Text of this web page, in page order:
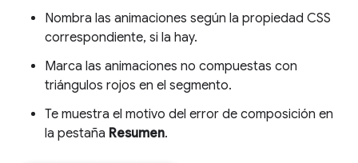
Nombra las animaciones según la propiedad CSS
correspondiente, si la hay.
Marca las animaciones no compuestas con
triángulos rojos en el segmento.
Te muestra el motivo del error de composición en
la pestaña Resumen.